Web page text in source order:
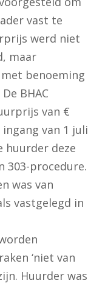
vast te
werd niet
maar
benoeming
BHAC
van €
van 1 juli
huurder deze
303-procedure.
was van
vastgelegd in
‘niet van
Huurder was